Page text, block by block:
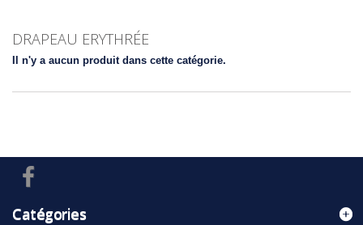
DRAPEAU ERYTHRÉE
Il n'y a aucun produit dans cette catégorie.
Catégories